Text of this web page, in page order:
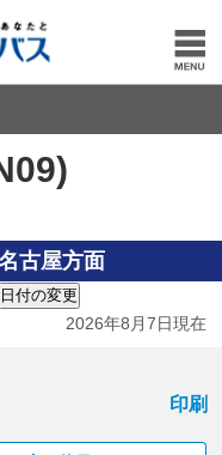
古屋方面
日付の変更
2026年8月7日現在
印刷